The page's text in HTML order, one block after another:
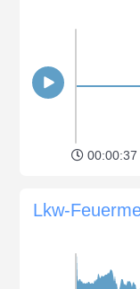
00:00:37
Lkw-